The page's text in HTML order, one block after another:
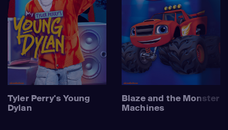
Tyler Perry's Young
Dylan
Blaze and the Monster
Machines